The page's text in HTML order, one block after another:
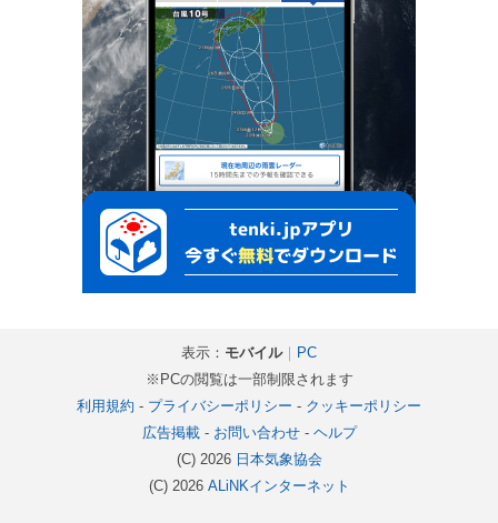
表示： モバイル｜
PC
※PCの閲覧は一部制限されます
利用規約 - プライバシーポリシー - クッキーポリシー
広告掲載- お問い合わせ- ヘルプ
(C) 2026 日本気象協会
(C) 2026 ALiNKインターネット